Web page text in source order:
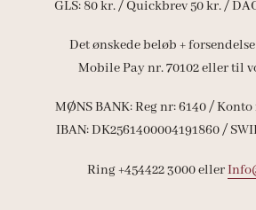
GLS: 80 kr. / Quickbrev 50 kr. /
Det ønskede beløb +
Mobile Pay nr. 70102 eller til
MØNS BANK: Reg nr: 6140 / Konto
IBAN: DK2561400004191860 /
Ring +454422 3000 eller